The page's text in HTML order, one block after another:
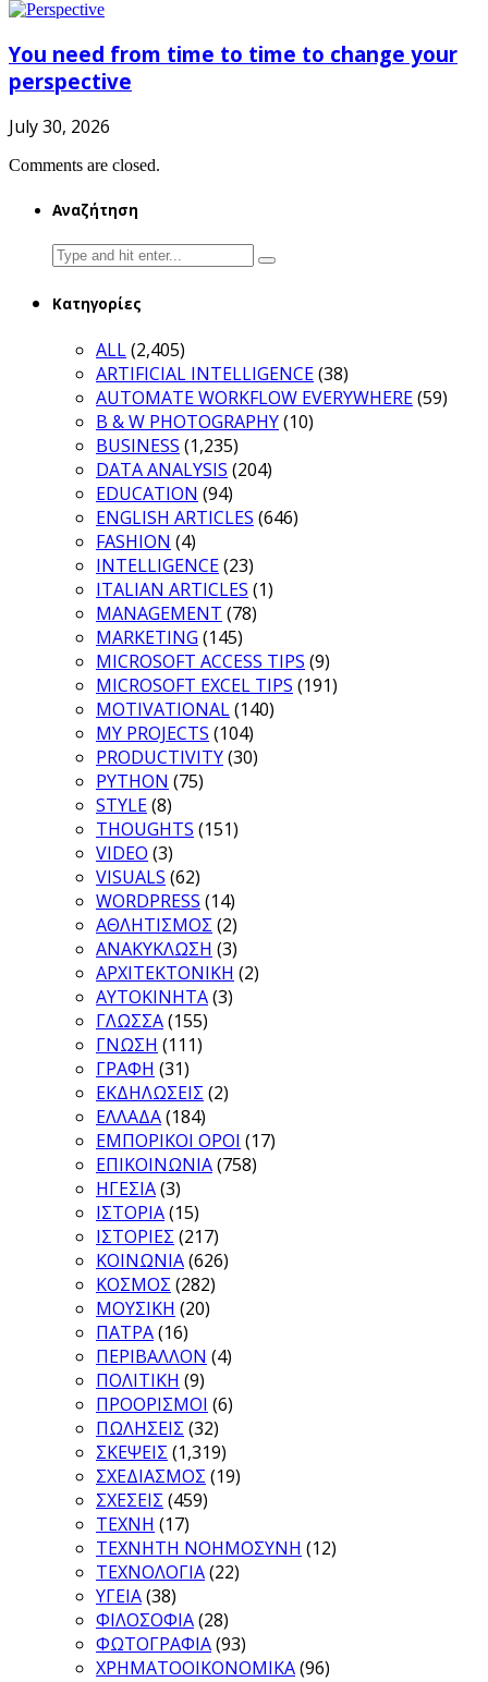
You need from time to time to change your
perspective
July 30, 2026
Comments are closed.
Αναζήτηση
Search
for:
Κατηγορίες
ALL(2,405)
ARTIFICIAL INTELLIGENCE(38)
AUTOMATE WORKFLOW EVERYWHERE(59)
B & W PHOTOGRAPHY(10)
BUSINESS (1,235)
DATA ANALYSIS (204)
EDUCATION (94)
ENGLISH ARTICLES (646)
FASHION (4)
INTELLIGENCE(23)
ITALIAN ARTICLES (1)
MANAGEMENT (78)
MARKETING (145)
MICROSOFT ACCESS TIPS (9)
MICROSOFT EXCEL TIPS (191)
MOTIVATIONAL(140)
MY PROJECTS (104)
PRODUCTIVITY(30)
PYTHON (75)
STYLE(8)
THOUGHTS (151)
VIDEO (3)
VISUALS (62)
WORDPRESS (14)
ΑΘΛΗΤΙΣΜΟΣ (2)
ΑΝΑΚΥΚΛΩΣΗ (3)
ΑΡΧΙΤΕΚΤΟΝΙΚΗ (2)
ΑΥΤΟΚΙΝΗΤΑ(3)
ΓΛΩΣΣΑ(155)
ΓΝΩΣΗ (111)
ΓΡΑΦΗ (31)
ΕΚΔΗΛΩΣΕΙΣ (2)
ΕΛΛΑΔΑ(184)
ΕΜΠΟΡΙΚΟΙ ΟΡΟΙ (17)
ΕΠΙΚΟΙΝΩΝΙΑ(758)
ΗΓΕΣΙΑ(3)
ΙΣΤΟΡΙΑ(15)
ΙΣΤΟΡΙΕΣ (217)
ΚΟΙΝΩΝΙΑ(626)
ΚΟΣΜΟΣ (282)
ΜΟΥΣΙΚΗ (20)
ΠΑΤΡΑ(16)
ΠΕΡΙΒΑΛΛΟΝ (4)
ΠΟΛΙΤΙΚΗ (9)
ΠΡΟΟΡΙΣΜΟΙ (6)
ΠΩΛΗΣΕΙΣ (32)
ΣΚΕΨΕΙΣ (1,319)
ΣΧΕΔΙΑΣΜΟΣ (19)
ΣΧΕΣΕΙΣ (459)
ΤΕΧΝΗ (17)
ΤΕΧΝΗΤΗ ΝΟΗΜΟΣΥΝΗ (12)
ΤΕΧΝΟΛΟΓΙΑ(22)
ΥΓΕΙΑ(38)
ΦΙΛΟΣΟΦΙΑ(28)
ΦΩΤΟΓΡΑΦΙΑ(93)
ΧΡΗΜΑΤΟΟΙΚΟΝΟΜΙΚΑ(96)